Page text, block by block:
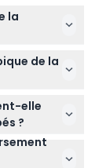
la
les
La
de
de la
environ 90
temps
de
encore.
elle
?
aux